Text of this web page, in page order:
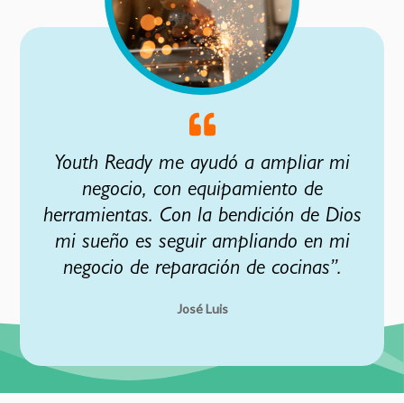
Youth Ready me ayudó a ampliar mi
negocio, con equipamiento de
herramientas. Con la bendición de Dios
mi sueño es seguir ampliando en mi
negocio de reparación de cocinas”.
José Luis